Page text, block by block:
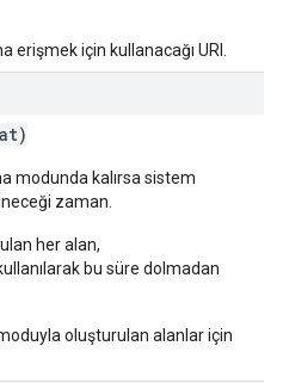
erişmek için kullanacağı URI.
modunda kalırsa sistem
zaman.
her alan,
bu süre dolmadan
oluşturulan alanlar için